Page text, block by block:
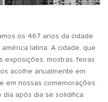
os 467 anos da cidade
latina. A cidade, que
exposições, mostras, feiras
acolhe anualmente em
em nossas comemorações.
dia após dia se solidifica